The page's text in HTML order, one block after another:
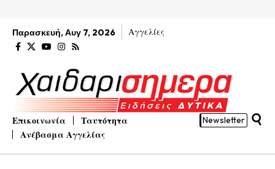
Παρασκευή, Αυγ 7, 2026 Αγγελίες
Επικοινωνία
Ταυτότητα
Ανέβασμα Αγγελίας
Newsletter